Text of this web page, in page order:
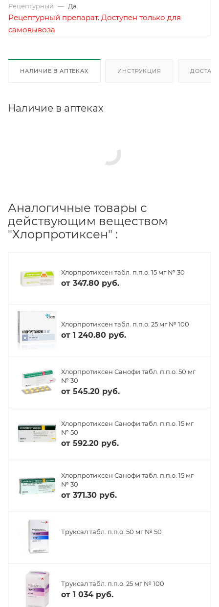
Рецептурный — Да
Рецептурный препарат. Доступен только для
самовывоза
НАЛИЧИЕ В АПТЕКАХ ИНСТРУКЦИЯ
Наличие в аптеках
Аналогичные товары с
действующим веществом
"Хлорпротиксен" :
Хлорпротиксен табл. п.п.о. 15 мг № 30
от 347.80 руб.
Хлорпротиксен табл. п.п.о. 25 мг № 100
от 1 240.80 руб.
Хлорпротиксен Санофи табл. п.п.о. 50 мг
№ 30
от 545.20 руб.
Хлорпротиксен Санофи табл. п.п.о. 15 мг
№ 50
от 592.20 руб.
Хлорпротиксен Санофи табл. п.п.о. 15 мг
№ 30
от 371.30 руб.
Труксал табл. п.п.о. 50 мг № 50
Труксал табл. п.п.о. 25 мг № 100
от 1 034 руб.